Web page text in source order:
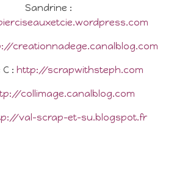
Sandrine :
creationnadege.canalblog.com
: http://scrapwithsteph.com
collimage.canalblog.com
val-scrap-et-su.blogspot.fr